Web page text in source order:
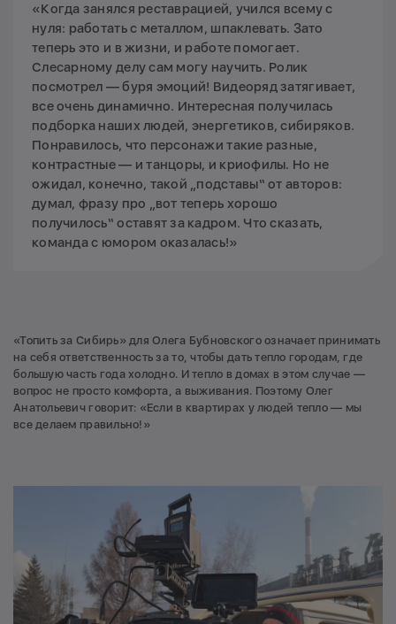
«Когда занялся реставрацией, учился всему с
нуля: работать с металлом, шпаклевать. Зато
теперь это и в жизни, и работе помогает.
Слесарному делу сам могу научить. Ролик
посмотрел — буря эмоций! Видеоряд затягивает,
все очень динамично. Интересная получилась
подборка наших людей, энергетиков, сибиряков.
Понравилось, что персонажи такие разные,
контрастные — и танцоры, и криофилы. Но не
ожидал, конечно, такой „подставы“ от авторов:
думал, фразу про „вот теперь хорошо
получилось“ оставят за кадром. Что сказать,
команда с юмором оказалась!»
«Топить за Сибирь» для Олега Бубновского означает принимать
на себя ответственность за то, чтобы дать тепло городам, где
большую часть года холодно. И тепло в домах в этом случае —
вопрос не просто комфорта, а выживания. Поэтому Олег
Анатольевич говорит: «Если в квартирах у людей тепло — мы
все делаем правильно!»